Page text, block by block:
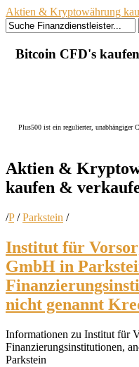
Aktien & Kryptowährung
Bitcoin CFD's
Plus500 ist ein regulierter, unabhängiger
Aktien &
kaufen &
/P / Parkstein /
Institut für
GmbH in
nicht genannt
Informationen zu Institut für
Finanzierungsinstitutionen,
Parkstein